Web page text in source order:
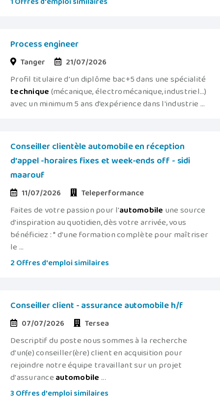
Process engineer
Tanger 21/07/2026
Profil titulaire d'un diplôme bac+5 dans une spécialité
technique(mécanique, électromécanique, industriel…)
avec un minimum 5 ans d'expérience dans l'industrie ...
Conseiller clientèle automobile en réception
d'appel -horaires fixes et week-ends off - sidi
maarouf
11/07/2026 Teleperformance
Faites de votre passion pour l'automobile une source
d'inspiration au quotidien, dès votre arrivée, vous
bénéficiez : * d'une formation complète pour maîtriser
le ...
2 Offres d'emploi similaires
Conseiller client - assurance automobile h/f
07/07/2026 Tersea
Descriptif du poste nous sommes à la recherche
d'un(e) conseiller(ère) client en acquisition pour
rejoindre notre équipe travaillant sur un projet
d'assuranceautomobile ...
3 Offres d'emploi similaires